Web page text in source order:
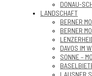
DONAU-
LANDSCHAFT
BERNER
BERNER
DAVOS IM
SONNE –
LAUSNER